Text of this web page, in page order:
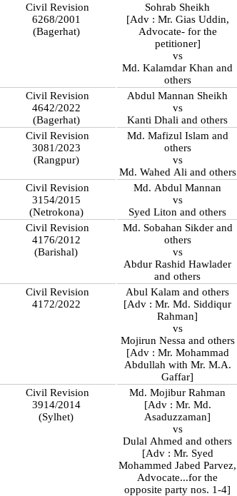
Civil Revision
6268/2001
(Bagerhat)
Sohrab Sheikh
[Adv : Mr. Gias Uddin,
Advocate- for the
petitioner]
vs
Md. Kalamdar Khan and
others
Civil Revision
4642/2022
(Bagerhat)
Abdul Mannan Sheikh
vs
Kanti Dhali and others
Civil Revision
3081/2023
(Rangpur)
Md. Mafizul Islam and
others
vs
Md. Wahed Ali and others
Civil Revision
3154/2015
(Netrokona)
Md. Abdul Mannan
vs
Syed Liton and others
Civil Revision
4176/2012
(Barishal)
Md. Sobahan Sikder and
others
vs
Abdur Rashid Hawlader
and others
Civil Revision
4172/2022
Abul Kalam and others
[Adv : Mr. Md. Siddiqur
Rahman]
vs
Mojirun Nessa and others
[Adv : Mr. Mohammad
Abdullah with Mr. M.A.
Gaffar]
Civil Revision
3914/2014
(Sylhet)
Md. Mojibur Rahman
[Adv : Mr. Md.
Asaduzzaman]
vs
Dulal Ahmed and others
[Adv : Mr. Syed
Mohammed Jabed Parvez,
Advocate...for the
opposite party nos. 1-4]